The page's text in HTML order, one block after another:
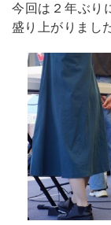
今回は２年ぶり
盛り上がりまし